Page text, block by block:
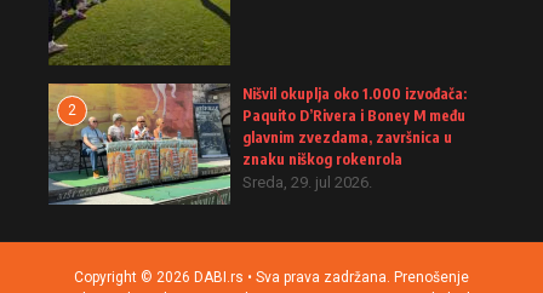
2
Nišvil okuplja oko 1.000 izvođača:
Paquito D’Rivera i Boney M među
glavnim zvezdama, završnica u
znaku niškog rokenrola
Sreda, 29. jul 2026.
Copyright © 2026 DABI.rs • Sva prava zadržana. Prenošenje